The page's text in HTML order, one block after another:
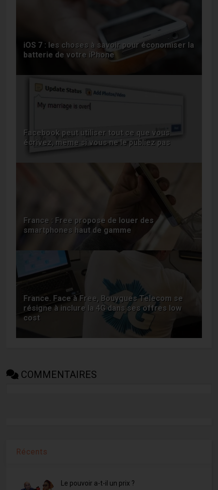
iOS 7 : les choses à savoir pour économiser la
batterie de votre iPhone
Facebook peut utiliser tout ce que vous
écrivez, même si vous ne le publiez pas
France : Free propose de louer des
smartphones haut de gamme
France. Face à Free, Bouygues Telecom se
résigne à inclure la 4G dans ses offres low
cost
COMMENTAIRES
Récents
Le pouvoir a-t-il un prix ?